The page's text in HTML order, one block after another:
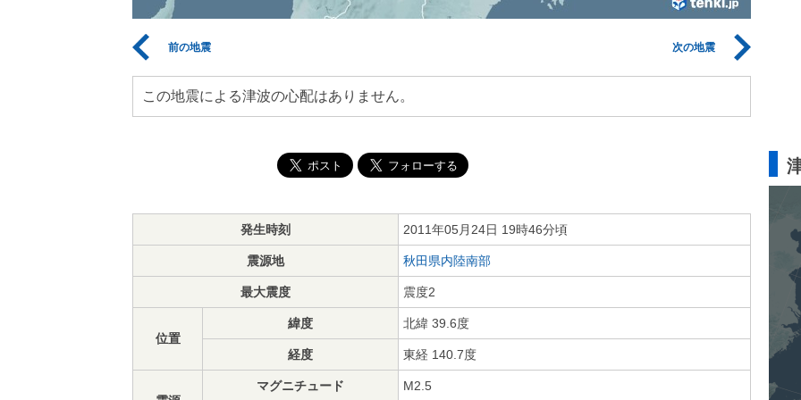
前の地震 次の地震
この地震による津波の心配はありません。
発生時刻 2011年05月24日 19時46分頃
震源地 秋田県内陸南部
最大震度 震度2
位置
緯度 北緯 39.6度
経度 東経 140.7度
マグニチュード M2.5